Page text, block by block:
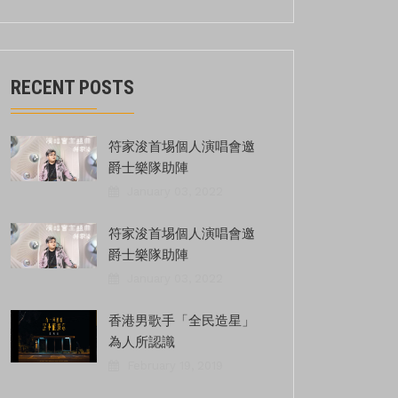
RECENT POSTS
符家浚首埸個人演唱會邀
爵士樂隊助陣
符家浚首埸個人演唱會邀
爵士樂隊助陣
香港男歌手「全民造星」
為人所認識